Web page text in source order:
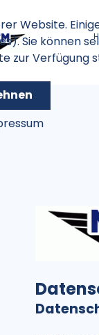
Website.
Sie können
zur Verfügung